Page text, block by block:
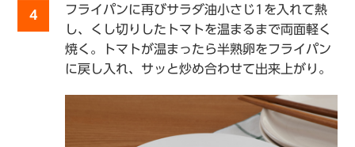
4
フライパンに再びサラダ油小さじ1を入れて熱
し、くし切りしたトマトを温まるまで両面軽く
焼く。トマトが温まったら半熟卵をフライパン
に戻し入れ、サッと炒め合わせて出来上がり。